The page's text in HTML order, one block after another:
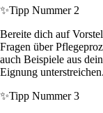
✨Tipp Nummer 2
Bereite dich auf
Fragen über
auch Beispiele aus
Eignung unterstreichen.
✨Tipp Nummer 3